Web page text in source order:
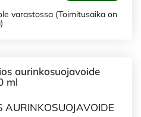
varastossa (Toimitusaika on
aurinkosuojavoide
ml
AURINKOSUOJAVOIDE